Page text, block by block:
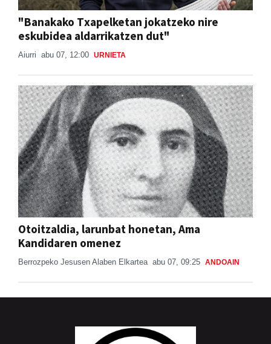
"Banakako Txapelketan jokatzeko nire
eskubidea aldarrikatzen dut"
Aiurri abu 07, 12:00 URNIETA
Otoitzaldia, larunbat honetan, Ama
Kandidaren omenez
Berrozpeko Jesusen Alaben Elkartea abu 07, 09:25 ANDOAIN